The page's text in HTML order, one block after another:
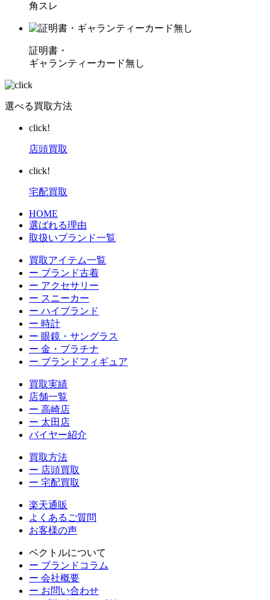
角スレ
証明書・
ギャランティーカード無し
選べる買取方法
click!
店頭買取
click!
宅配買取
HOME
選ばれる理由
取扱いブランド一覧
買取アイテム一覧
ー ブランド古着
ー アクセサリー
ー スニーカー
ー ハイブランド
ー 時計
ー 眼鏡・サングラス
ー 金・プラチナ
ー ブランドフィギュア
買取実績
店舗一覧
ー 高崎店
ー 太田店
バイヤー紹介
買取方法
ー 店頭買取
ー 宅配買取
楽天通販
よくあるご質問
お客様の声
ベクトルについて
ー ブランドコラム
ー 会社概要
ー お問い合わせ